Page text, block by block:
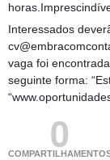
Interessados
vaga foi
seguinte forma:
0